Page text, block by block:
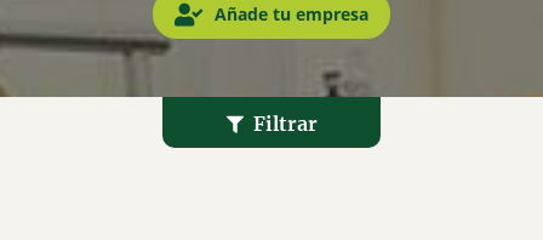
Añade tu empresa
Filtrar